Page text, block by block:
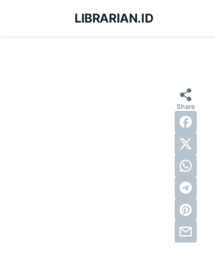
LIBRARIAN.ID